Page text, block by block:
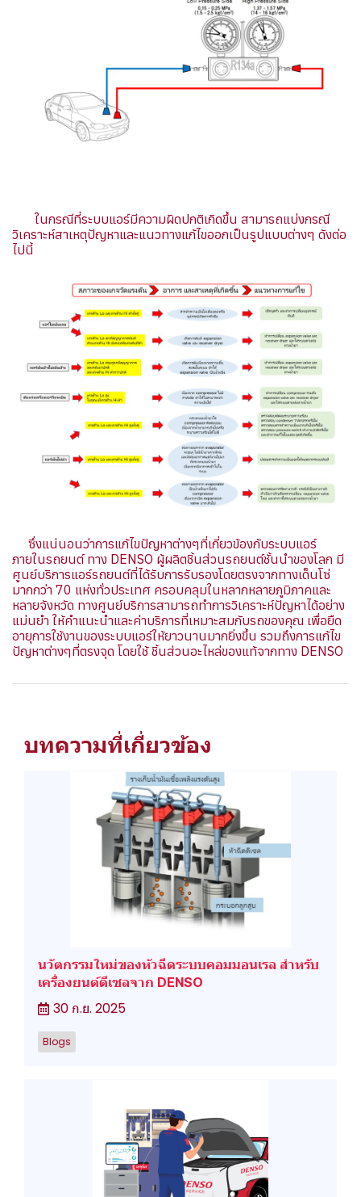
ในกรณีที่ระบบแอร์มีความผิดปกติเกิดขึ้น สามารถแบ่งกรณี
วิเคราะห์สาเหตุปัญหาและแนวทางแก้ไขออกเป็นรูปแบบต่างๆ ดังต่อ
ไปนี้
ซึ่งแน่นอนว่าการแก้ไขปัญหาต่างๆที่เกี่ยวข้องกับระบบแอร์
ภายในรถยนต์ ทาง DENSO ผู้ผลิตชิ้นส่วนรถยนต์ชั้นนำของโลก มี
ศูนย์บริการแอร์รถยนต์ที่ได้รับการรับรองโดยตรงจากทางเด็นโซ่
มากกว่า 70 แห่งทั่วประเทศ ครอบคลุมในหลากหลายภูมิภาคและ
หลายจังหวัด ทางศูนย์บริการสามารถทำการวิเคราะห์ปัญหาได้อย่าง
แม่นยำ ให้คำแนะนำและค่าบริการที่เหมาะสมกับรถของคุณ เพื่อยืด
อายุการใช้งานของระบบแอร์ให้ยาวนานมากยิ่งขึ้น รวมถึงการแก้ไข
ปัญหาต่างๆที่ตรงจุด โดยใช้ ชิ้นส่วนอะไหล่ของแท้จากทาง DENSO
บทความที่เกี่ยวข้อง
นวัตกรรมใหม่ของหัวฉีดระบบคอมมอนเรล สำหรับ
เครื่องยนต์ดีเซลจาก DENSO
30 ก.ย. 2025
Blogs